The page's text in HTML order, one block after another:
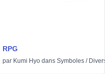
RPG
par Kumi Hyo dans Symboles /